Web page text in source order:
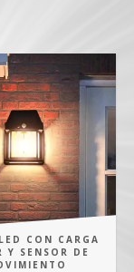
CON CARGA
Y SENSOR DE